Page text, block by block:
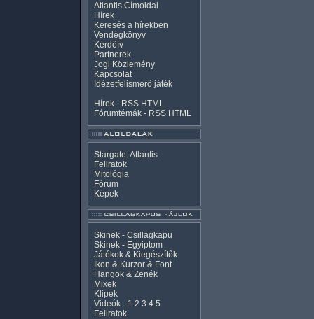
Atlantis Címoldal
Hírek
Keresés a hírekben
Vendégkönyv
Kérdőív
Partnerek
Jogi Közlemény
Kapcsolat
Idézetfelismerő játék
Hírek - RSS HTML
Fórumtémák - RSS HTML
Stargate: Atlantis
Feliratok
Mitológia
Fórum
Képek
Skinek - Csillagkapu
Skinek - Egyiptom
Játékok & Kiegészítők
Ikon & Kurzor & Font
Hangok & Zenék
Mixek
Klipek
Videók- 1 2 3 4 5
Feliratok